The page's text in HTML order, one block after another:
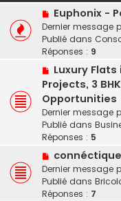
N
o
u
v
a
u
m
e
s
s
g
e
Euphonix -
Dernier message
Publié dans
Réponses : 9
N
o
v
e
a
u
m
e
s
s
Luxury Flats
Projects, 3
Opportunities
Dernier message
Publié dans
Réponses : 5
N
o
u
v
Dernier message
Publié dans
Réponses : 7